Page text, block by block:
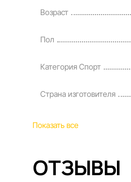
Возраст
Пол
Категория Спорт
Страна изготовителя
Показать все
ОТЗЫВЫ